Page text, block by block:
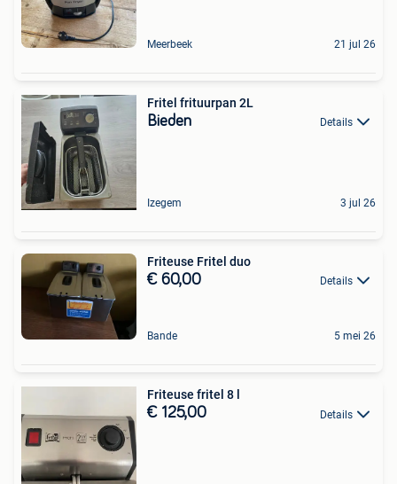
Meerbeek 21 jul 26
Fritel frituurpan 2L
Bieden Details
Izegem 3 jul 26
Friteuse Fritel duo
€ 60,00 Details
Bande 5 mei 26
Friteuse fritel 8 l
€ 125,00 Details